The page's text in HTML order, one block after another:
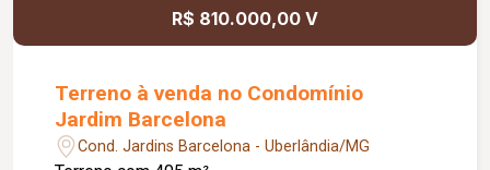
R$ 810.000,00 V
Terreno à venda no Condomínio
Jardim Barcelona
Cond. Jardins Barcelona - Uberlândia/MG